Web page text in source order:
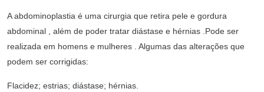
A abdominoplastia é uma cirurgia que retira pele e gordura
abdominal , além de poder tratar diástase e hérnias .Pode ser
realizada em homens e mulheres . Algumas das alterações que
podem ser corrigidas:
Flacidez; estrias; diástase; hérnias.